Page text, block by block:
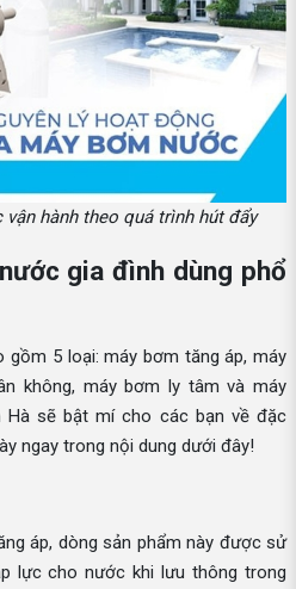
hành theo quá trình hút đẩy
gia đình dùng phổ
gồm 5 loại: máy bơm tăng áp, máy
không, máy bơm ly tâm và máy
Hà sẽ bật mí cho các bạn về đặc
ngay trong nội dung dưới đây!
áp, dòng sản phẩm này được sử
lực cho nước khi lưu thông trong